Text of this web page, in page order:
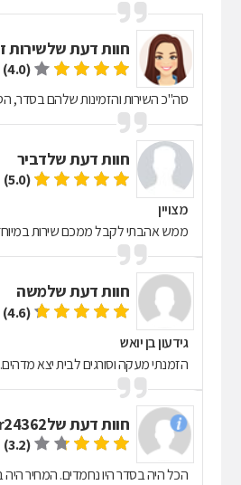
חוות דעת שלשירות
(4.0)
סה"כ השירות והזמינות שלהם בסדר,
חוות דעת שלדביר
(5.0)
מצויין
ממש אהבתי לקבל ממכם שירות
חוות דעת שלמשה
(4.6)
גידעון בן יואש
הזמנתי מעקה וסורגים לבית יצא
חוות דעת של
(3.2)
הכל היה בסדר היו נחמדים. המחיר